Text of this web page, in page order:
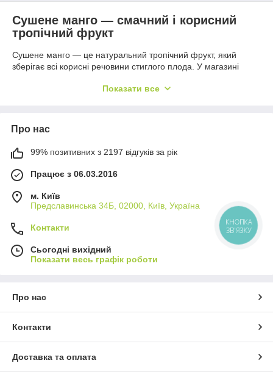
Сушене манго — смачний і корисний
тропічний фрукт
Сушене манго — це натуральний тропічний фрукт, який
зберігає всі корисні речовини стиглого плода. У магазині
акуратно висушене для максимального збереження аромату
Багате на клітковину
травленню.
енергію.
Мінерали
нервової системи.
вільними радикалами.
Як використовувати манго
Додавайте у каші, йогурти або смузі для корисного
Використовуйте у десертах, випічці або фруктових
смачних міксів.
Показати все
Про нас
99% позитивних з 2197 відгуків за рік
Працює з 06.03.2016
м. Київ
Предславинська 34Б, 02000, Київ, Україна
Контакти
Сьогодні вихідний
Показати весь графік роботи
Про нас
Контакти
Доставка та оплата
КНОПКА
ЗВ'ЯЗКУ